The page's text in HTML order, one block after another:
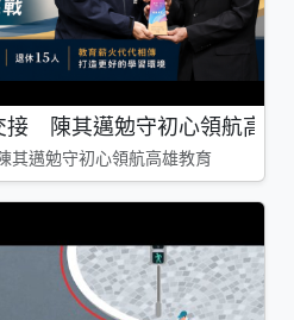
接 陳其邁勉守初心領航高雄
邁勉守初心領航高雄教育